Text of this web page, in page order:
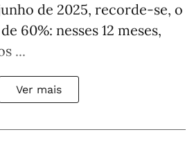
de 2025, recorde-se, o
60%: nesses 12 meses,
...
Ver mais